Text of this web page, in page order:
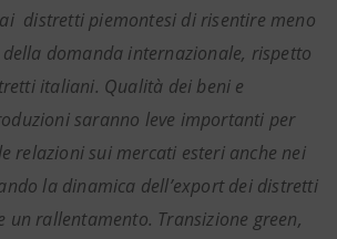
distretti piemontesi di risentire meno
domanda internazionale, rispetto
italiani. Qualità dei beni e
saranno leve importanti per
relazioni sui mercati esteri anche nei
la dinamica dell’export dei distretti
un rallentamento. Transizione green,